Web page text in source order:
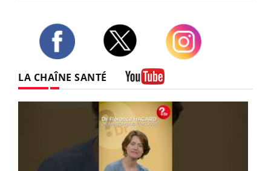
LA CHAÎNE SANTÉ